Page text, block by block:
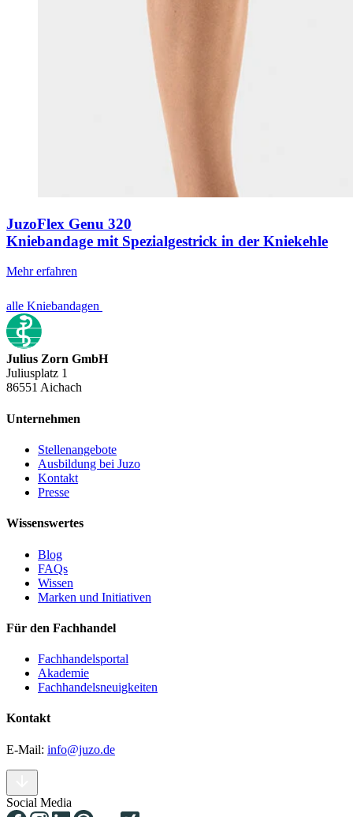
JuzoFlex Genu 320
Kniebandage mit Spezialgestrick in der Kniekehle
Mehr erfahren
alle Kniebandagen
Julius Zorn GmbH
Juliusplatz 1
86551 Aichach
Unternehmen
Stellenangebote
Ausbildung bei Juzo
Kontakt
Presse
Wissenswertes
Blog
FAQs
Wissen
Marken und Initiativen
Für den Fachhandel
Fachhandelsportal
Akademie
Fachhandelsneuigkeiten
Kontakt
E-Mail: info@juzo.de
Social Media